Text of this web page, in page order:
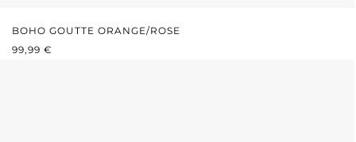
BOHO GOUTTE ORANGE/ROSE
PRIX RÉGULIER :
99,99 €